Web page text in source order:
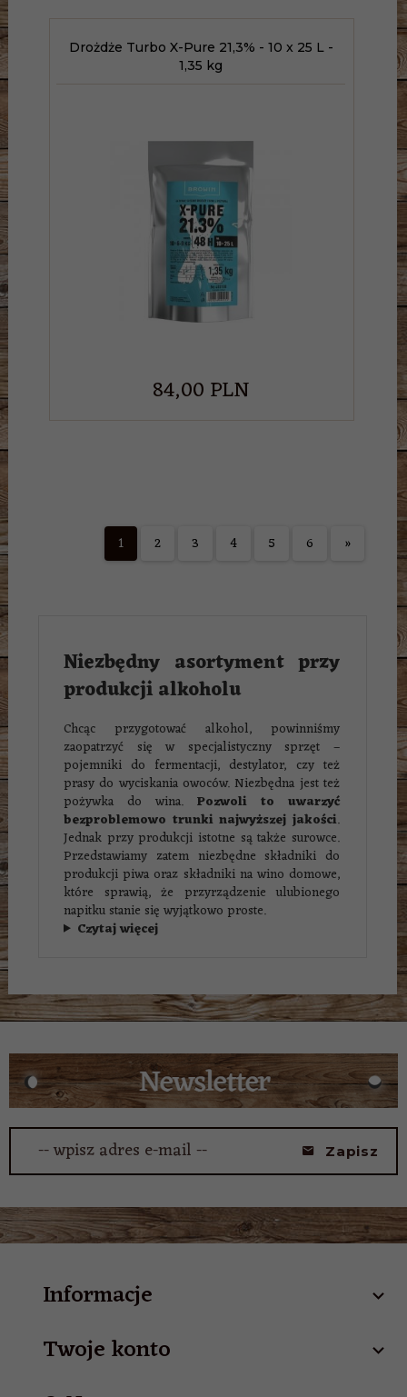
Drożdże Turbo X-Pure 21,3% - 10 x 25 L -
1,35 kg
84,00PLN
1 2 3 4 5 6 »
Niezbędny asortyment przy
produkcji alkoholu
Chcąc przygotować alkohol, powinniśmy
zaopatrzyć się w specjalistyczny sprzęt –
pojemniki do fermentacji, destylator, czy też
prasy do wyciskania owoców. Niezbędna jest też
pożywka do wina. Pozwoli to uwarzyć
bezproblemowo trunki najwyższej jakości.
Jednak przy produkcji istotne są także surowce.
Przedstawiamy zatem niezbędne składniki do
produkcji piwa oraz składniki na wino domowe,
które sprawią, że przyrządzenie ulubionego
napitku stanie się wyjątkowo proste.
Czytaj więcej
-- wpisz adres e-mail -- Zapisz
Informacje
Twoje konto